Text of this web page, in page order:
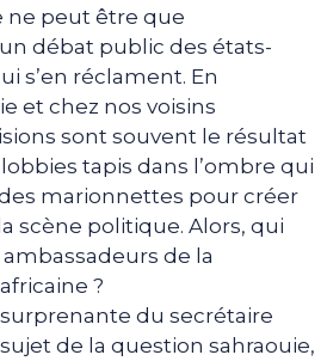
ne peut être que
débat public des états-
s’en réclament. En
et chez nos voisins
sont souvent le résultat
tapis dans l’ombre qui
marionnettes pour créer
scène politique. Alors, qui
de la
?
du secrétaire
de la question sahraouie,